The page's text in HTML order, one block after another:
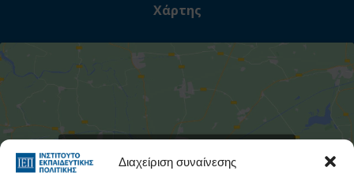
Διαχείριση συναίνεσης
Χάρτης
εμπορικής προώθησης και να